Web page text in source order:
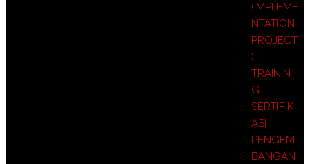
(IMPLEME
NTATION
PROJECT
)
TRAININ
G
SERTIFIK
ASI
PENGEM
BANGAN